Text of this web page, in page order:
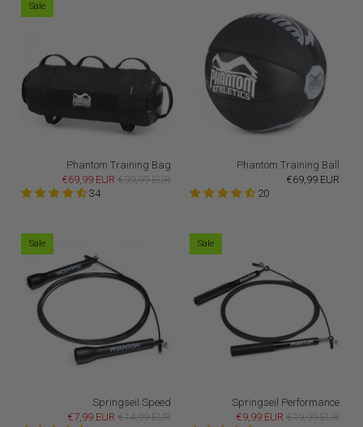
Sale
Phantom Training Bag
€69,99 EUR €99,99 EUR
34
Phantom Training Ball
€69,99 EUR
20
Sale
Springseil Speed
€7,99 EUR €14,99 EUR
Sale
Springseil Performance
€9,99 EUR €19,99 EUR